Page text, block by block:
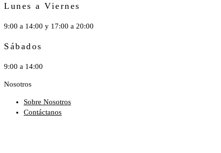
Lunes a Viernes
9:00 a 14:00 y 17:00 a 20:00
Sábados
9:00 a 14:00
Nosotros
Sobre Nosotros
Contáctanos